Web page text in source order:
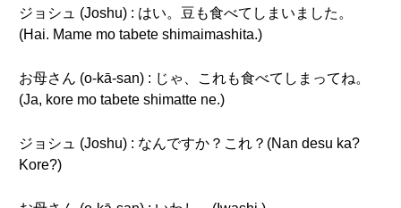
ジョシュ (Joshu) : はい。豆も食べてしまいました。
(Hai. Mame mo tabete shimaimashita.)
お母さん (o-kā-san) : じゃ、これも食べてしまってね。
(Ja, kore mo tabete shimatte ne.)
ジョシュ (Joshu) : なんですか？これ？(Nan desu ka?
Kore?)